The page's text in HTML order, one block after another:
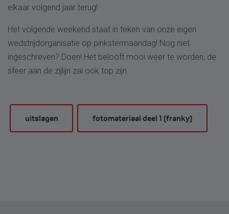
elkaar volgend jaar terug!
Het volgende weekend staat in teken van onze eigen
wedstrijdorganisatie op pinkstermaandag! Nog niet
ingeschreven? Doen! Het belooft mooi weer te worden, de
sfeer aan de zijlijn zal ook top zijn.
uitslagen fotomateriaal deel 1 (franky)